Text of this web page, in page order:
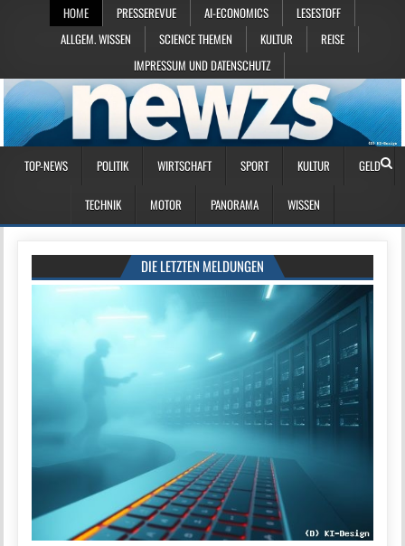
HOME PRESSEREVUE AI-ECONOMICS
LESESTOFF
ALLGEM. WISSEN
SCIENCE THEMEN KULTUR
REISE
IMPRESSUM UND DATENSCHUTZ
TOP-NEWS POLITIK WIRTSCHAFT SPORT KULTUR GELD
TECHNIK MOTOR PANORAMA WISSEN
DIE LETZTEN MELDUNGEN